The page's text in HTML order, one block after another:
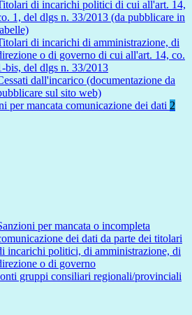
di incarichi politici di cui all'art. 14,
1, del dlgs n. 33/2013 (da pubblicare in
di incarichi di amministrazione, di
o di governo di cui all'art. 14, co.
bis, del dlgs n. 33/2013
dall'incarico (documentazione da
sul sito web)
per mancata comunicazione dei dati 2
per mancata o incompleta
dei dati da parte dei titolari
incarichi politici, di amministrazione, di
o di governo
gruppi consiliari regionali/provinciali